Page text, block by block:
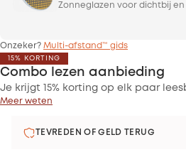
Zonneglazen voor dichtbij
Onzeker? Multi-afstand™ gids
15% KORTING
Combo lezen aanbieding
Je krijgt 15% korting op elk paar
Meer weten